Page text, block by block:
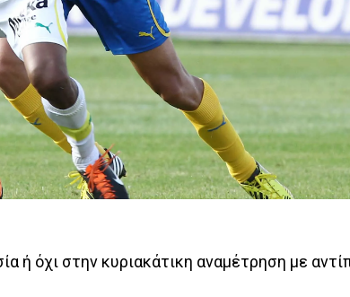
ή όχι στην κυριακάτικη αναμέτρηση με